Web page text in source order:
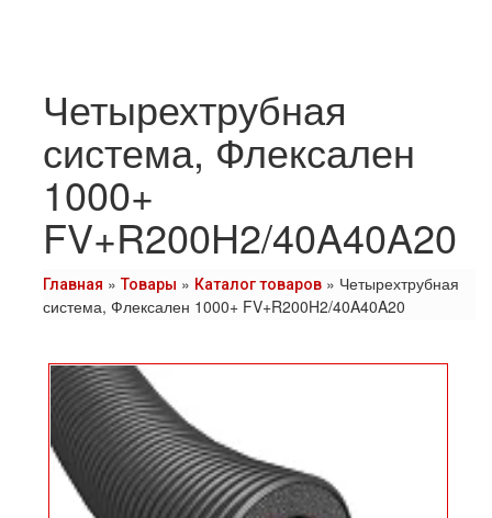
Четырехтрубная
система, Флексален
1000+
FV+R200H2/40A40A20
Главная »Товары » Каталог товаров » Четырехтрубная
система, Флексален 1000+ FV+R200H2/40A40A20